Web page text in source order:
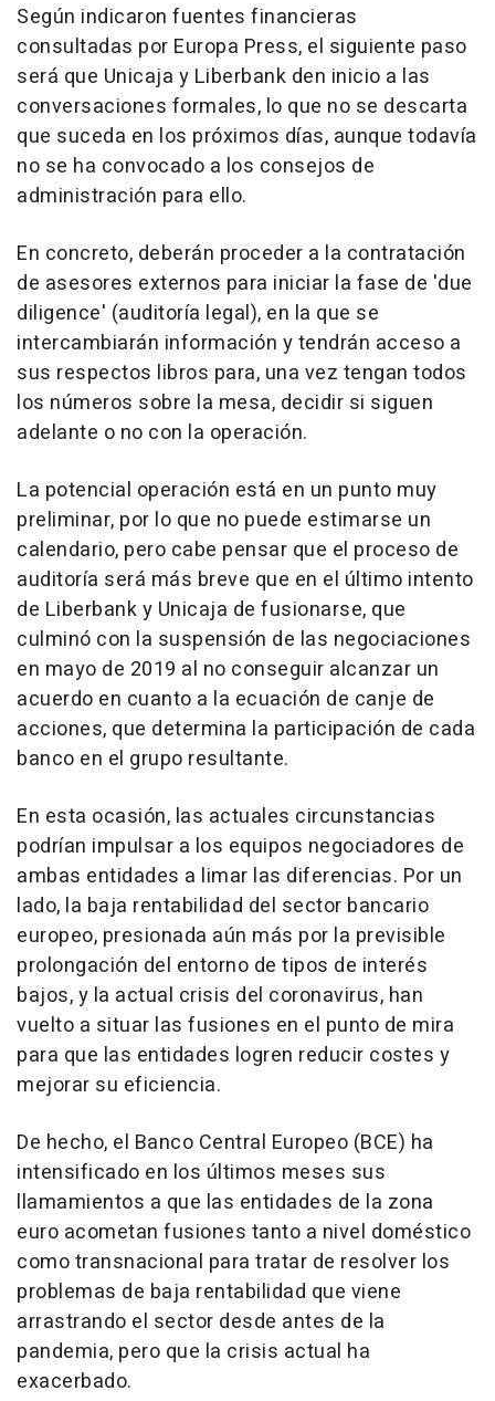
Según indicaron fuentes financieras
consultadas por Europa Press, el siguiente paso
será que Unicaja y Liberbank den inicio a las
conversaciones formales, lo que no se descarta
que suceda en los próximos días, aunque todavía
no se ha convocado a los consejos de
administración para ello.
En concreto, deberán proceder a la contratación
de asesores externos para iniciar la fase de 'due
diligence' (auditoría legal), en la que se
intercambiarán información y tendrán acceso a
sus respectos libros para, una vez tengan todos
los números sobre la mesa, decidir si siguen
adelante o no con la operación.
La potencial operación está en un punto muy
preliminar, por lo que no puede estimarse un
calendario, pero cabe pensar que el proceso de
auditoría será más breve que en el último intento
de Liberbank y Unicaja de fusionarse, que
culminó con la suspensión de las negociaciones
en mayo de 2019 al no conseguir alcanzar un
acuerdo en cuanto a la ecuación de canje de
acciones, que determina la participación de cada
banco en el grupo resultante.
En esta ocasión, las actuales circunstancias
podrían impulsar a los equipos negociadores de
ambas entidades a limar las diferencias. Por un
lado, la baja rentabilidad del sector bancario
europeo, presionada aún más por la previsible
prolongación del entorno de tipos de interés
bajos, y la actual crisis del coronavirus, han
vuelto a situar las fusiones en el punto de mira
para que las entidades logren reducir costes y
mejorar su eficiencia.
De hecho, el Banco Central Europeo (BCE) ha
intensificado en los últimos meses sus
llamamientos a que las entidades de la zona
euro acometan fusiones tanto a nivel doméstico
como transnacional para tratar de resolver los
problemas de baja rentabilidad que viene
arrastrando el sector desde antes de la
pandemia, pero que la crisis actual ha
exacerbado.